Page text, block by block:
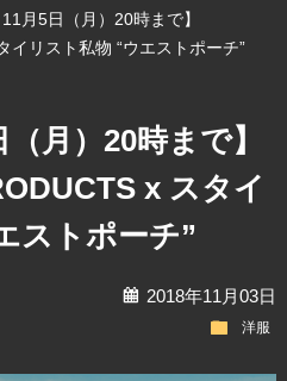
11月5日（月）20時まで】
イリスト私物 “ウエストポーチ”
（月）20時まで】
x スタイ
ストポーチ”
calendar2018年11月03日
folder 洋服